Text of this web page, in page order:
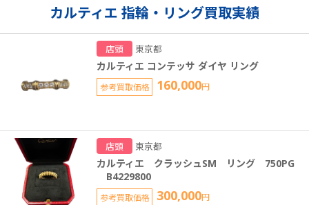
カルティエ 指輪・リング買取実績
店頭 東京都
カルティエ コンテッサ ダイヤ リング
参考買取価格 160,000円
店頭 東京都
カルティエ クラッシュSM リング 750PG
B4229800
参考買取価格 300,000円